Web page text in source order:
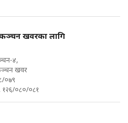
खवरका लागि
४,
खवर
०७९
०८०/०८१